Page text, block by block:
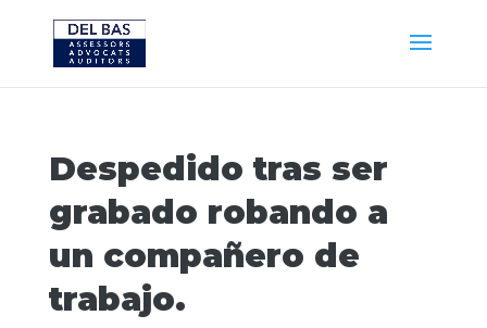
Despedido tras ser
grabado robando a
un compañero de
trabajo.